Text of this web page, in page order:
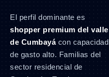
El perfil dominante es
shopper premium del valle
de Cumbayácon capacidad
de gasto alto. Familias del
sector residencial de